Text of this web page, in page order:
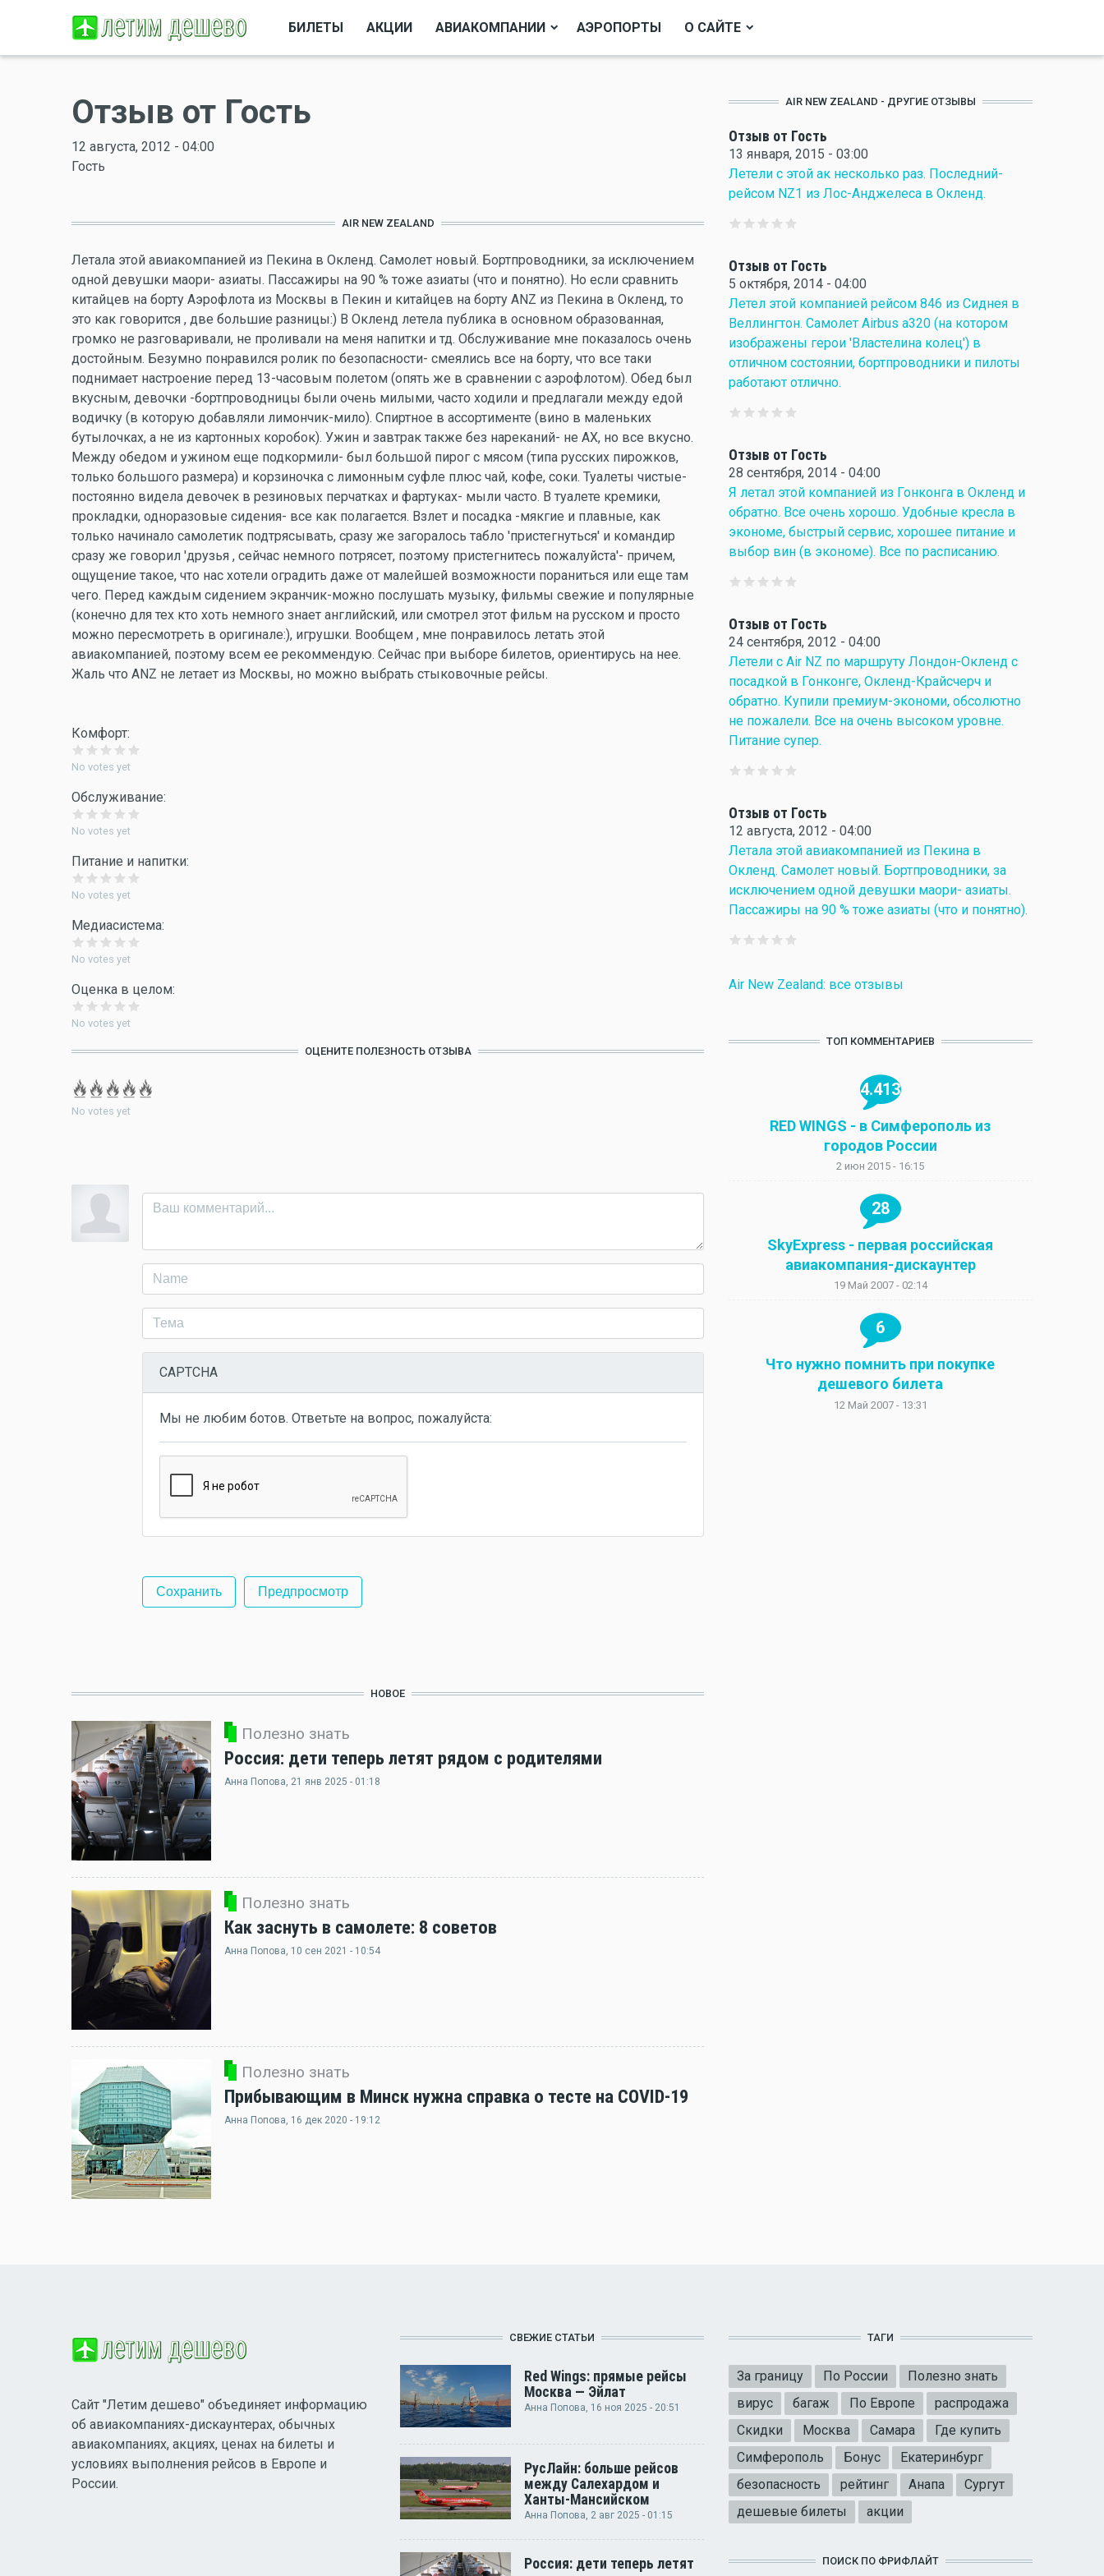
БИЛЕТЫ АКЦИИ АВИАКОМПАНИИ АЭРОПОРТЫ О САЙТЕ
Отзыв от Гость
12 августа, 2012 - 04:00
Гость
AIR NEW ZEALAND
Летала этой авиакомпанией из Пекина в Окленд. Самолет новый. Бортпроводники, за исключением
одной девушки маори- азиаты. Пассажиры на 90 % тоже азиаты (что и понятно). Но если сравнить
китайцев на борту Аэрофлота из Москвы в Пекин и китайцев на борту ANZ из Пекина в Окленд, то
это как говорится , две большие разницы:) В Окленд летела публика в основном образованная,
громко не разговаривали, не проливали на меня напитки и тд. Обслуживание мне показалось очень
достойным. Безумно понравился ролик по безопасности- смеялись все на борту, что все таки
поднимает настроение перед 13-часовым полетом (опять же в сравнении с аэрофлотом). Обед был
вкусным, девочки -бортпроводницы были очень милыми, часто ходили и предлагали между едой
водичку (в которую добавляли лимончик-мило). Спиртное в ассортименте (вино в маленьких
бутылочках, а не из картонных коробок). Ужин и завтрак также без нареканий- не АХ, но все вкусно.
Между обедом и ужином еще подкормили- был большой пирог с мясом (типа русских пирожков,
только большого размера) и корзиночка с лимонным суфле плюс чай, кофе, соки. Туалеты чистые-
постоянно видела девочек в резиновых перчатках и фартуках- мыли часто. В туалете кремики,
прокладки, одноразовые сидения- все как полагается. Взлет и посадка -мякгие и плавные, как
только начинало самолетик подтрясывать, сразу же загоралось табло 'пристегнуться' и командир
сразу же говорил 'друзья , сейчас немного потрясет, поэтому пристегнитесь пожалуйста'- причем,
ощущение такое, что нас хотели оградить даже от малейшей возможности пораниться или еще там
чего. Перед каждым сидением экранчик-можно послушать музыку, фильмы свежие и популярные
(конечно для тех кто хоть немного знает английский, или смотрел этот фильм на русском и просто
можно пересмотреть в оригинале:), игрушки. Вообщем , мне понравилось летать этой
авиакомпанией, поэтому всем ее рекоммендую. Сейчас при выборе билетов, ориентирусь на нее.
Жаль что ANZ не летает из Москвы, но можно выбрать стыковочные рейсы.
Комфорт:
No votes yet
Обслуживание:
No votes yet
Питание и напитки:
No votes yet
Медиасистема:
No votes yet
Оценка в целом:
No votes yet
ОЦЕНИТЕ ПОЛЕЗНОСТЬ ОТЗЫВА
No votes yet
CAPTCHA
Мы не любим ботов. Ответьте на вопрос, пожалуйста:
НОВОЕ
Полезно знать
Россия: дети теперь летят рядом с родителями
Анна Попова, 21 янв 2025 - 01:18
Полезно знать
Как заснуть в самолете: 8 советов
Анна Попова, 10 сен 2021 - 10:54
Полезно знать
Прибывающим в Минск нужна справка о тесте на COVID-19
Анна Попова, 16 дек 2020 - 19:12
AIR NEW ZEALAND - ДРУГИЕ ОТЗЫВЫ
Отзыв от Гость
13 января, 2015 - 03:00
Летели с этой ак несколько раз. Последний-
рейсом NZ1 из Лос-Анджелеса в Окленд.
Отзыв от Гость
5 октября, 2014 - 04:00
Летел этой компанией рейсом 846 из Сиднея в
Веллингтон. Самолет Airbus a320 (на котором
изображены герои 'Властелина колец') в
отличном состоянии, бортпроводники и пилоты
работают отлично.
Отзыв от Гость
28 сентября, 2014 - 04:00
Я летал этой компанией из Гонконга в Окленд и
обратно. Все очень хорошо. Удобные кресла в
экономе, быстрый сервис, хорошее питание и
выбор вин (в экономе). Все по расписанию.
Отзыв от Гость
24 сентября, 2012 - 04:00
Летели с Air NZ по маршруту Лондон-Окленд с
посадкой в Гонконге, Окленд-Крайсчерч и
обратно. Купили премиум-экономи, обсолютно
не пожалели. Все на очень высоком уровне.
Питание супер.
Отзыв от Гость
12 августа, 2012 - 04:00
Летала этой авиакомпанией из Пекина в
Окленд. Самолет новый. Бортпроводники, за
исключением одной девушки маори- азиаты.
Пассажиры на 90 % тоже азиаты (что и понятно).
Air New Zealand: все отзывы
ТОП КОММЕНТАРИЕВ
4.413
RED WINGS - в Симферополь из
городов России
2 июн 2015 - 16:15
28
SkyExpress - первая российская
авиакомпания-дискаунтер
19 Май 2007 - 02:14
6
Что нужно помнить при покупке
дешевого билета
12 Май 2007 - 13:31
Сайт "Летим дешево" объединяет информацию
об авиакомпаниях-дискаунтерах, обычных
авиакомпаниях, акциях, ценах на билеты и
условиях выполнения рейсов в Европе и
России.
СВЕЖИЕ СТАТЬИ
Red Wings: прямые рейсы
Москва — Эйлат
Анна Попова, 16 ноя 2025 - 20:51
РусЛайн: больше рейсов
между Салехардом и
Ханты-Мансийском
Анна Попова, 2 авг 2025 - 01:15
Россия: дети теперь летят
ТАГИ
За границу По России
Полезно знать
вирус
багаж По Европе
распродажа
Скидки
Москва Самара
Где купить
Симферополь
Бонус
Екатеринбург
безопасность
рейтинг Анапа
Сургут
дешевые билеты
акции
ПОИСК ПО ФРИФЛАЙТ